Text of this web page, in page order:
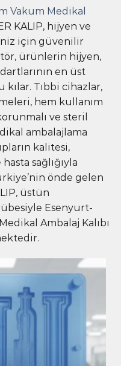
Vakum Medikal
KALIP, hijyen ve
için güvenilir
ürünlerin hijyen,
en üst
Tıbbi cihazlar,
hem kullanım
ve steril
ambalajlama
kalitesi,
sağlığıyla
önde gelen
üstün
Esenyurt-
Ambalaj Kalıbı